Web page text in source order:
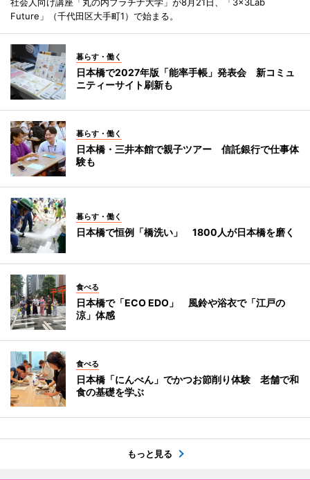
Future」（千代田区大手町1）で始まる。
暮らす・働く
日本橋で2027年版「能率手帳」発表会 新コミュ
ニティーサイト刷新も
暮らす・働く
日本橋・三井本館で親子ツアー 信託銀行で仕事体
験も
暮らす・働く
日本橋で恒例「橋洗い」 1800人が日本橋を磨く
食べる
日本橋で「ECO EDO」 風鈴や浴衣で「江戸の
涼」体感
食べる
日本橋「にんべん」でかつお節削り体験 老舗で和
食の基礎を学ぶ
もっと見る